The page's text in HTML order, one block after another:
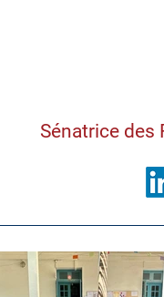
Sénatrice des